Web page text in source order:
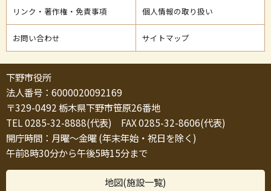
リンク・著作権・免責事項 個人情報の取り扱い
お問い合わせ サイトマップ
下野市役所
法人番号：6000020092169
〒329-0492 栃木県下野市笹原26番地
TEL 0285-32-8888(代表) FAX 0285-32-8606(代表)
開庁時間：月曜～金曜 (年末年始・祝日を除く)
午前8時30分から午後5時15分まで
地図(施設一覧)